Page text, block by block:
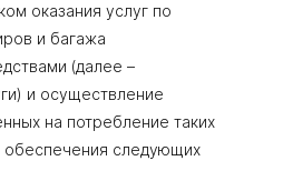
оказания услуг по
и багажа
(далее –
и осуществление
на потребление таких
обеспечения следующих